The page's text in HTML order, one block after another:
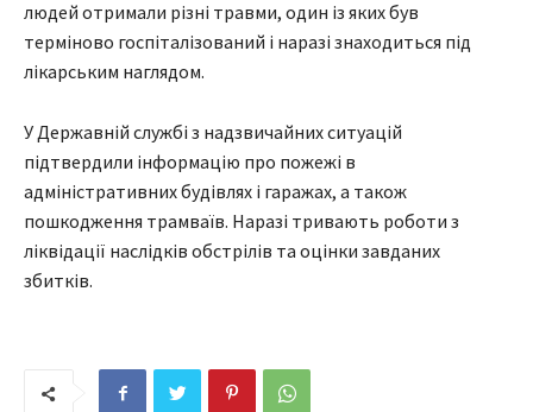
людей отримали різні травми, один із яких був
терміново госпіталізований і наразі знаходиться під
лікарським наглядом.
У Державній службі з надзвичайних ситуацій
підтвердили інформацію про пожежі в
адміністративних будівлях і гаражах, а також
пошкодження трамваїв. Наразі тривають роботи з
ліквідації наслідків обстрілів та оцінки завданих
збитків.